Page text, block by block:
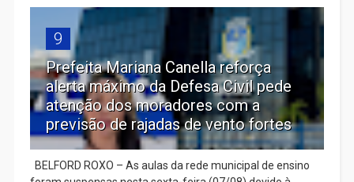
9
Prefeita Mariana Canella reforça
alerta máximo da Defesa Civil pede
atenção dos moradores com a
previsão de rajadas de vento fortes
BELFORD ROXO – As aulas da rede municipal de ensino